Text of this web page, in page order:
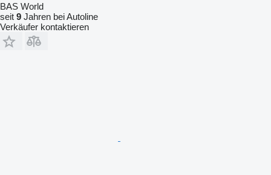
BAS World
seit 9 Jahren bei Autoline
Verkäufer kontaktieren